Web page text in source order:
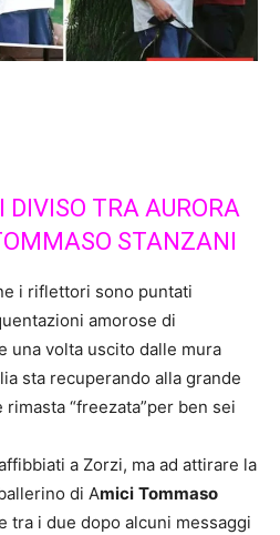
TRA AURORA
STANZANI
i riflettori sono puntati
amorose di
una volta uscito dalle mura
sta recuperando alla grande
“freezata”per ben sei
a Zorzi, ma ad attirare la
di Amici Tommaso
tra i due dopo alcuni messaggi